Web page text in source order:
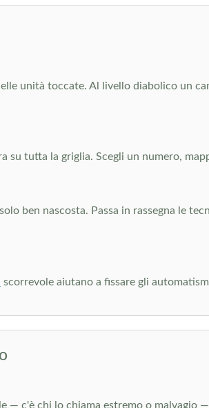
unità toccate. Al livello diabolico un
su tutta la griglia. Scegli un numero,
ben nascosta. Passa in rassegna le
scorrevole aiutano a fissare gli
— c'è chi lo chiama estremo o malvagio